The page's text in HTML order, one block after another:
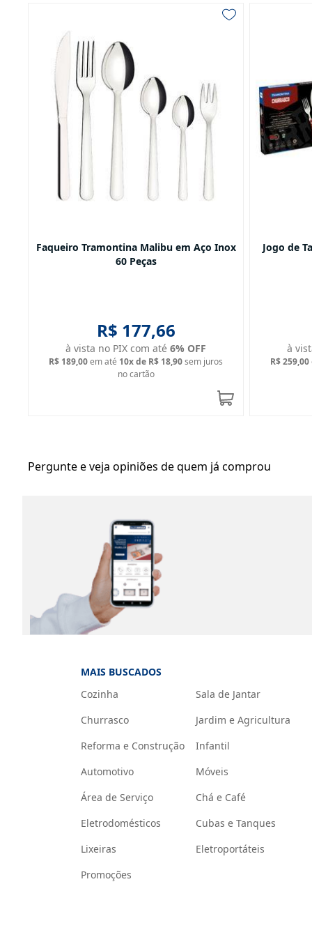
Faqueiro Tramontina Malibu em Aço Inox
60 Peças
R$ 177,66
à vista no PIX com até 6% OFF
R$ 189,00em até 10x de R$ 18,90sem juros
no cartão
Jogo de
à
R$ 259,00
Pergunte e veja opiniões de quem já comprou
MAIS BUSCADOS
Cozinha
Sala de Jantar
Churrasco
Jardim e Agricultura
Reforma e Construção
Infantil
Automotivo
Móveis
Área de Serviço
Chá e Café
Eletrodomésticos
Cubas e Tanques
Lixeiras
Eletroportáteis
Promoções